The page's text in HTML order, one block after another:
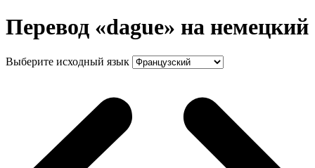
Перевод «dague» на немецкий
Выберите исходный язык